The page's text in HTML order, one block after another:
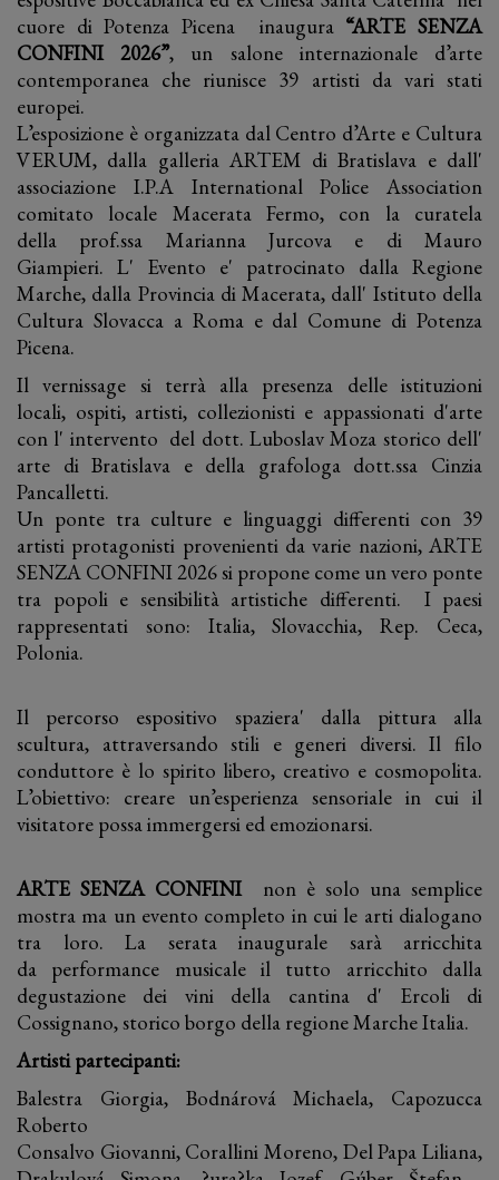
cuore di Potenza Picena inaugura “ARTE SENZA
CONFINI 2026”, un salone internazionale d’arte
contemporanea che riunisce 39 artisti da vari stati
europei.
L’esposizione è organizzata dal Centro d’Arte e Cultura
VERUM, dalla galleria ARTEM di Bratislava e dall'
associazione I.P.A International Police Association
comitato locale Macerata Fermo, con la curatela
della prof.ssa Marianna Jurcova e di Mauro
Giampieri. L' Evento e' patrocinato dalla Regione
Marche, dalla Provincia di Macerata, dall' Istituto della
Cultura Slovacca a Roma e dal Comune di Potenza
Picena.
Il vernissage si terrà alla presenza delle istituzioni
locali, ospiti, artisti, collezionisti e appassionati d'arte
con l' intervento del dott. Luboslav Moza storico dell'
arte di Bratislava e della grafologa dott.ssa Cinzia
Pancalletti.
Un ponte tra culture e linguaggi differenti con 39
artisti protagonisti provenienti da varie nazioni, ARTE
SENZA CONFINI 2026 si propone come un vero ponte
tra popoli e sensibilità artistiche differenti. I paesi
rappresentati sono: Italia, Slovacchia, Rep. Ceca,
Polonia.
Il percorso espositivo spaziera' dalla pittura alla
scultura, attraversando stili e generi diversi. Il filo
conduttore è lo spirito libero, creativo e cosmopolita.
L’obiettivo: creare un’esperienza sensoriale in cui il
visitatore possa immergersi ed emozionarsi.
ARTE SENZA CONFINI
non è solo una semplice
mostra ma un evento completo in cui le arti dialogano
tra loro. La serata inaugurale sarà arricchita
da performance musicale il tutto arricchito dalla
degustazione dei vini della cantina d' Ercoli di
Cossignano, storico borgo della regione Marche Italia.
Artisti partecipanti:
Balestra Giorgia, Bodnárová Michaela, Capozucca
Roberto
Consalvo Giovanni, Corallini Moreno, Del Papa Liliana,